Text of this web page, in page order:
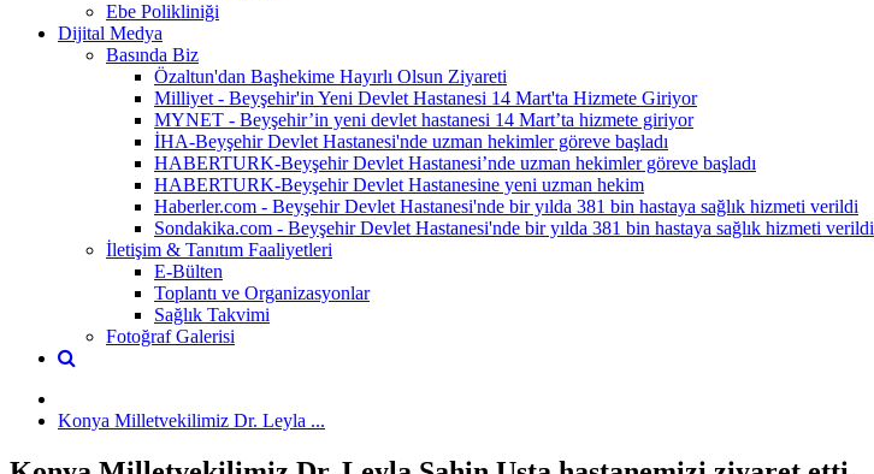
Ebe Polikliniği
Dijital Medya
Basında Biz
Özaltun'dan Başhekime Hayırlı Olsun Ziyareti
Milliyet - Beyşehir'in Yeni Devlet Hastanesi 14 Mart'ta Hizmete Giriyor
MYNET - Beyşehir’in yeni devlet hastanesi 14 Mart’ta hizmete giriyor
İHA-Beyşehir Devlet Hastanesi'nde uzman hekimler göreve başladı
HABERTURK-Beyşehir Devlet Hastanesi’nde uzman hekimler göreve başladı
HABERTURK-Beyşehir Devlet Hastanesine yeni uzman hekim
Haberler.com - Beyşehir Devlet Hastanesi'nde bir yılda 381 bin hastaya sağlık hizmeti verildi
Sondakika.com - Beyşehir Devlet Hastanesi'nde bir yılda 381 bin hastaya sağlık hizmeti verildi
İletişim & Tanıtım Faaliyetleri
E-Bülten
Toplantı ve Organizasyonlar
Sağlık Takvimi
Fotoğraf Galerisi
Konya Milletvekilimiz Dr. Leyla ...